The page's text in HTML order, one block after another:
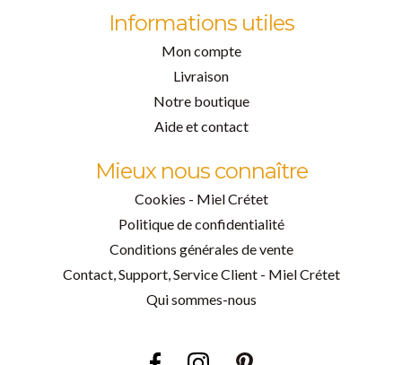
Informations utiles
Mon compte
Livraison
Notre boutique
Aide et contact
Mieux nous connaître
Cookies - Miel Crétet
Politique de confidentialité
Conditions générales de vente
Contact, Support, Service Client - Miel Crétet
Qui sommes-nous
Facebook Pinterest
Instagram